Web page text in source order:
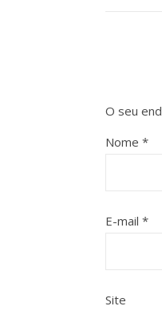
O seu
Nome *
E-mail *
Site